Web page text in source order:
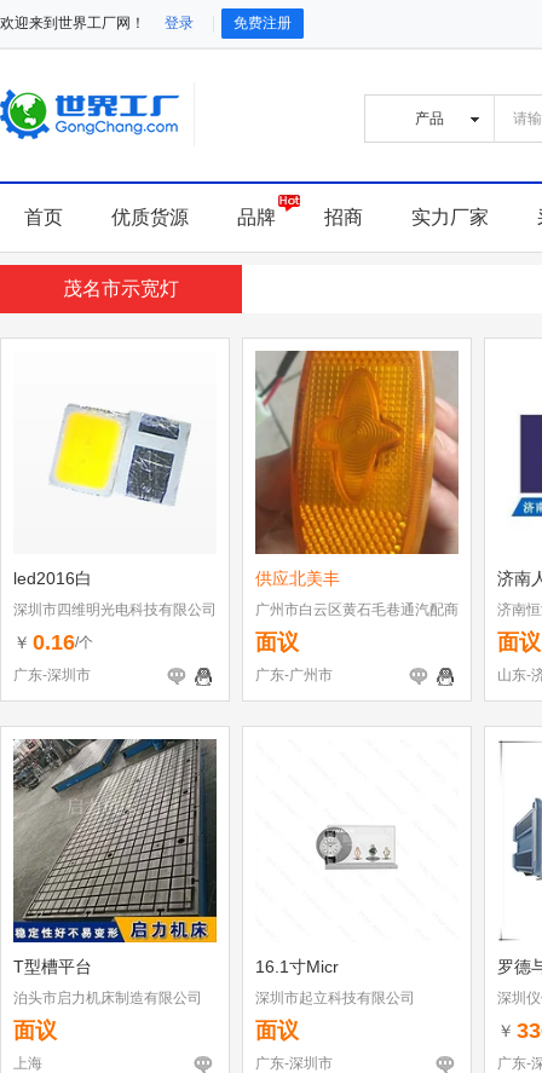
欢迎来到世界工厂网！ 登录 免费注册
首页 优质货源 品牌 招商 实力厂家
茂名市示宽灯
led2016白
深圳市四维明光电科技有限公司
￥ 0.16/个
广东-深圳市
供应北美丰
广州市白云区黄石毛巷通汽配商
行
面议
广东-广州市
济南
济南
面议
山东-
T型槽平台
泊头市启力机床制造有限公司
面议
上海
16.1寸Micr
深圳市起立科技有限公司
面议
广东-深圳市
罗德
深圳
￥
广东-